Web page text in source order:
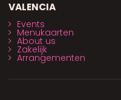
VALENCIA
Events
Menukaarten
About us
Zakelijk
Arrangementen